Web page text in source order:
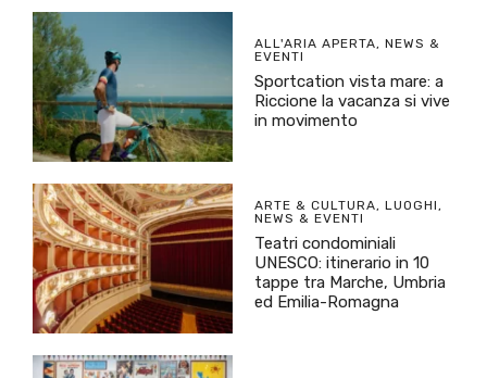
ALL'ARIA APERTA, NEWS &
EVENTI
Sportcation vista mare: a
Riccione la vacanza si vive
in movimento
ARTE & CULTURA, LUOGHI,
NEWS & EVENTI
Teatri condominiali
UNESCO: itinerario in 10
tappe tra Marche, Umbria
ed Emilia-Romagna